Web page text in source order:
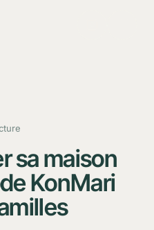
sa maison
KonMari